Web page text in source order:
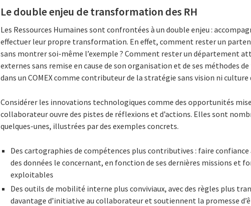
Le double enjeu de transformation des RH
Les Ressources Humaines sont confrontées à un double enjeu :
effectuer leur propre transformation. En effet, comment rester un
sans montrer soi-même l’exemple ? Comment rester un département
externes sans remise en cause de son organisation et de ses méthodes
dans un COMEX comme contributeur de la stratégie sans vision ni culture
Considérer les innovations technologiques comme des opportunités
collaborateur ouvre des pistes de réflexions et d’actions. Elles sont
quelques-unes, illustrées par des exemples concrets.
Des cartographies de compétences plus contributives : faire
des données le concernant, en fonction de ses dernières missions et
exploitables
Des outils de mobilité interne plus conviviaux, avec des règles plus
davantage d’initiative au collaborateur et soutiennent la promesse